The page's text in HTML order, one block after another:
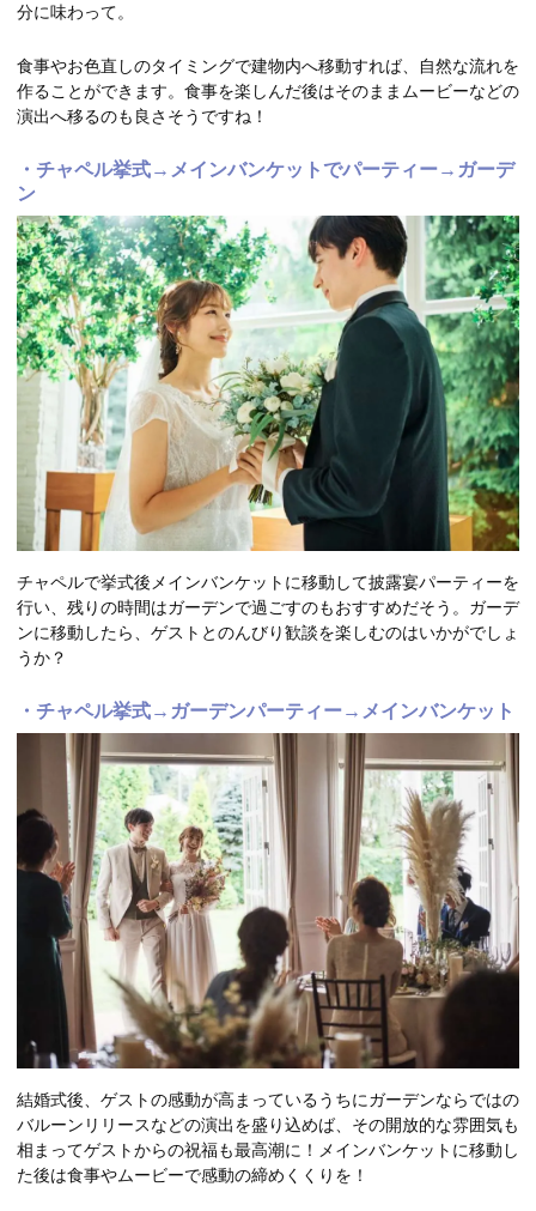
分に味わって。
食事やお色直しのタイミングで建物内へ移動すれば、自然な流れを
作ることができます。食事を楽しんだ後はそのままムービーなどの
演出へ移るのも良さそうですね！
・チャペル挙式→メインバンケットでパーティー→ガーデ
ン
チャペルで挙式後メインバンケットに移動して披露宴パーティーを
行い、残りの時間はガーデンで過ごすのもおすすめだそう。ガーデ
ンに移動したら、ゲストとのんびり歓談を楽しむのはいかがでしょ
うか？
・チャペル挙式→ガーデンパーティー→メインバンケット
結婚式後、ゲストの感動が高まっているうちにガーデンならではの
バルーンリリースなどの演出を盛り込めば、その開放的な雰囲気も
相まってゲストからの祝福も最高潮に！メインバンケットに移動し
た後は食事やムービーで感動の締めくくりを！